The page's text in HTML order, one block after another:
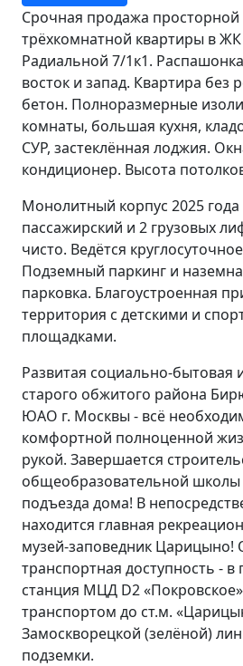
Срочная продажа просторной
трёхкомнатной квартиры в
Радиальной 7/1к1.
восток и запад. Квартира без
бетон. Полноразмерные
комнаты, большая кухня,
СУР, застеклённая лоджия.
кондиционер. Высота
Монолитный корпус 2025 года
пассажирский и 2 грузовых
чисто. Ведётся
Подземный паркинг и
парковка. Благоустроенная
территория с детскими и
площадками.
Развитая социально-бытовая
старого обжитого района
ЮАО г. Москвы - всё
комфортной полноценной
рукой. Завершается
общеобразовательной школы
подъезда дома! В
находится главная
музей-заповедник Царицыно!
транспортная доступность -
станция МЦД D2
транспортом до ст.м.
Замоскворецкой (зелёной)
подземки.